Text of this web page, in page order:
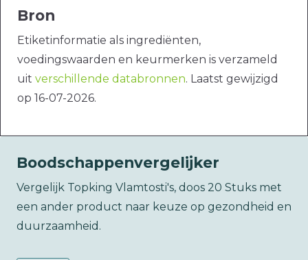
Bron
Etiketinformatie als ingrediënten,
voedingswaarden en keurmerken is verzameld
uit verschillende databronnen. Laatst gewijzigd
op 16-07-2026.
Boodschappenvergelijker
Vergelijk Topking Vlamtosti's, doos 20 Stuks met
een ander product naar keuze op gezondheid en
duurzaamheid.